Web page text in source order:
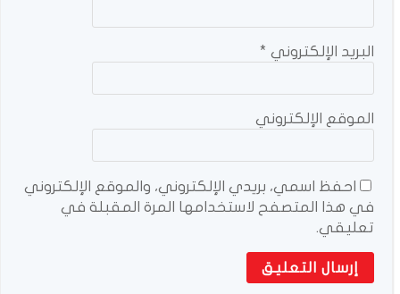
البريد الإلكتروني *
الموقع الإلكتروني
احفظ اسمي، بريدي الإلكتروني، والموقع الإلكتروني
في هذا المتصفح لاستخدامها المرة المقبلة في
تعليقي.